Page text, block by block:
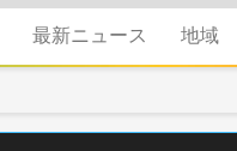
最新ニュース 地域